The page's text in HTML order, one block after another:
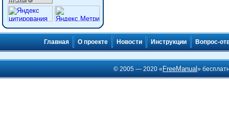
Главная О проекте Новости Инструкции Вопрос-
© 2005 — 2020 « FreeManual»